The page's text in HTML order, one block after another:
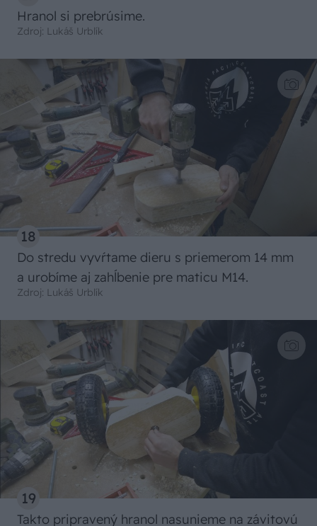
Hranol si prebrúsime.
Zdroj: Lukáš Urblík
18
Do stredu vyvŕtame dieru s priemerom 14 mm
a urobíme aj zahĺbenie pre maticu M14.
Zdroj: Lukáš Urblík
19
Takto pripravený hranol nasunieme na závitovú